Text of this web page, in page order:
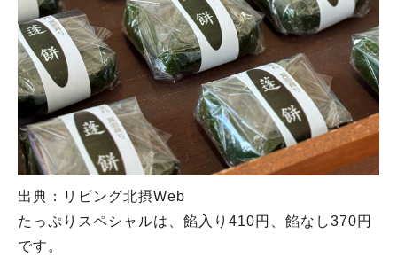
出典：リビング北摂Web
たっぷりスペシャルは、餡入り410円、餡なし370円
です。